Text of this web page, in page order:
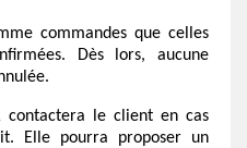
commandes que celles
Dès lors, aucune
contactera le client en cas
Elle pourra proposer un